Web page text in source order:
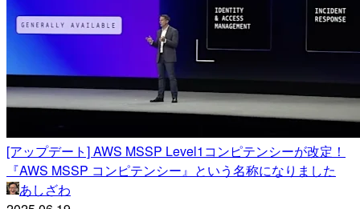
[アップデート] AWS MSSP Level1コンピテンシーが改定！
『AWS MSSP コンピテンシー』という名称になりました
あしざわ